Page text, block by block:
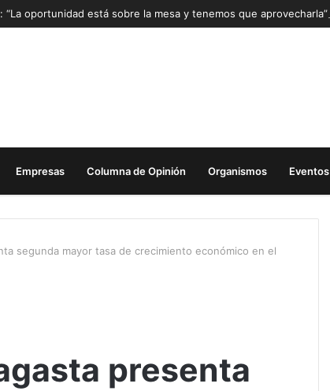
“La oportunidad está sobre la mesa y tenemos que aprovecharla”
Empresas Columna de Opinión Organismos Eventos
segunda mayor tasa de crecimiento económico en el
presenta